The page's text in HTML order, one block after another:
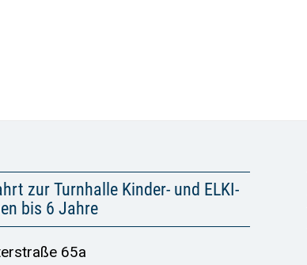
zur Turnhalle Kinder- und ELKI-
bis 6 Jahre
65a